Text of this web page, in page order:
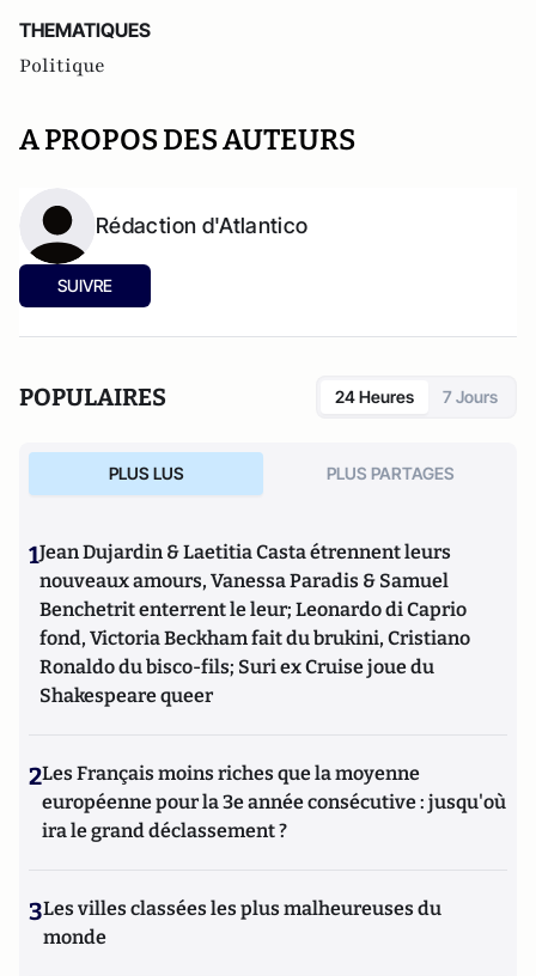
THEMATIQUES
Politique
A PROPOS DES AUTEURS
Rédaction d'Atlantico
SUIVRE
POPULAIRES 24 Heures 7 Jours
PLUS LUS PLUS PARTAGES
1Jean Dujardin & Laetitia Casta étrennent leurs
nouveaux amours, Vanessa Paradis & Samuel
Benchetrit enterrent le leur; Leonardo di Caprio
fond, Victoria Beckham fait du brukini, Cristiano
Ronaldo du bisco-fils; Suri ex Cruise joue du
Shakespeare queer
2Les Français moins riches que la moyenne
européenne pour la 3e année consécutive : jusqu'où
ira le grand déclassement ?
3Les villes classées les plus malheureuses du
monde